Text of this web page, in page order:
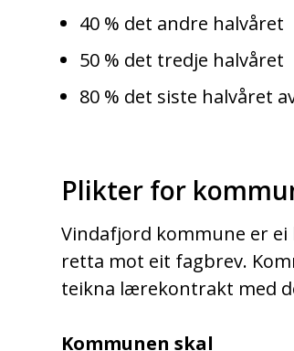
40 % det andre halvåret
50 % det tredje halvåret
80 % det siste halvåret
Plikter for
Vindafjord kommune er
retta mot eit fagbrev.
teikna lærekontrakt med
Kommunen skal